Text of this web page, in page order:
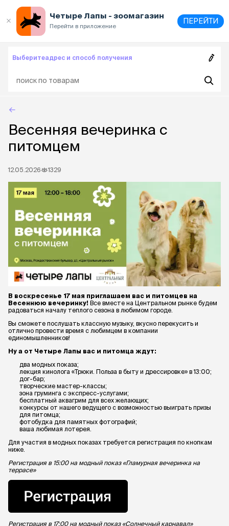
Четыре Лапы - зоомагазин
Перейти в приложение
ПЕРЕЙТИ
Выберитеадрес и способ получения
Весенняя вечеринка с
питомцем
12.05.2026 1329
В воскресенье 17 мая приглашаем вас и питомцев на
Весеннюю вечеринку! Все вместе на Центральном рынке будем
радоваться началу теплого сезона в любимом городе.
Вы сможете послушать классную музыку, вкусно перекусить и
отлично провести время с любимцем в компании
единомышленников!
Ну а от Четыре Лапы вас и питомца ждут:
два модных показа;
лекция кинолога «Трюки. Польза в быту и дрессировке» в 13:00;
дог-бар;
творческие мастер-классы;
зона груминга с экспресс-услугами;
бесплатный аквагрим для всех желающих;
конкурсы от нашего ведущего с возможностью выиграть призы
для питомца;
фотобудка для памятных фотографий;
ваша любимая лотерея.
Для участия в модных показах требуется регистрация по кнопкам
ниже.
Регистрация в 15:00 на модный показ «Гламурная вечеринка на
террасе»
Регистрация в 17:00 на модный показ «Солнечный карнавал»